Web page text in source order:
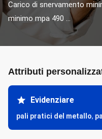
Carico di snervamento
minimo mpa 490 ...
Attributi
Evidenziare
pali pratici del metallo,